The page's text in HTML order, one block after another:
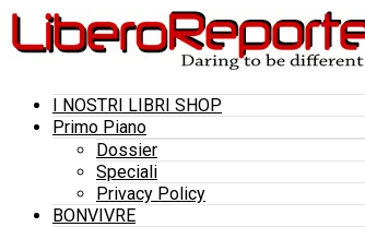
I NOSTRI LIBRI SHOP
Primo Piano
Dossier
Speciali
Privacy Policy
BONVIVRE